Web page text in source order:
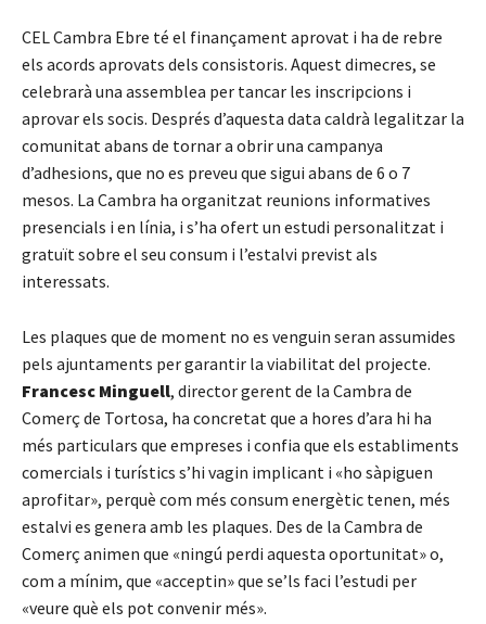
CEL Cambra Ebre té el finançament aprovat i ha de rebre
els acords aprovats dels consistoris. Aquest dimecres, se
celebrarà una assemblea per tancar les inscripcions i
aprovar els socis. Després d’aquesta data caldrà legalitzar la
comunitat abans de tornar a obrir una campanya
d’adhesions, que no es preveu que sigui abans de 6 o 7
mesos. La Cambra ha organitzat reunions informatives
presencials i en línia, i s’ha ofert un estudi personalitzat i
gratuït sobre el seu consum i l’estalvi previst als
interessats.
Les plaques que de moment no es venguin seran assumides
pels ajuntaments per garantir la viabilitat del projecte.
Francesc Minguell, director gerent de la Cambra de
Comerç de Tortosa, ha concretat que a hores d’ara hi ha
més particulars que empreses i confia que els establiments
comercials i turístics s’hi vagin implicant i «ho sàpiguen
aprofitar», perquè com més consum energètic tenen, més
estalvi es genera amb les plaques. Des de la Cambra de
Comerç animen que «ningú perdi aquesta oportunitat» o,
com a mínim, que «acceptin» que se’ls faci l’estudi per
«veure què els pot convenir més».